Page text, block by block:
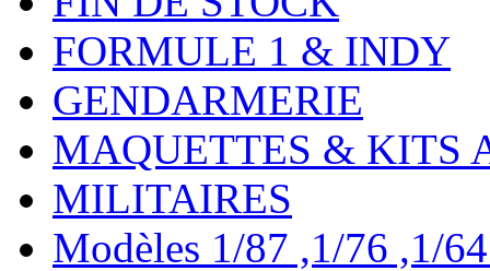
FORMULE 1 & INDY
GENDARMERIE
MAQUETTES & KITS
MILITAIRES
Modèles 1/87 ,1/76 ,1/